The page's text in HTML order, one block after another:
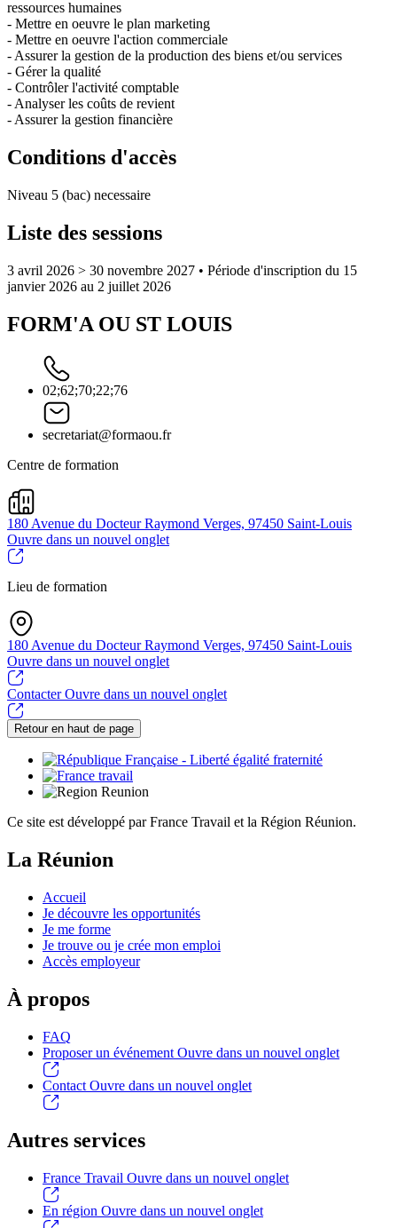
ressources humaines
- Mettre en oeuvre le plan marketing
- Mettre en oeuvre l'action commerciale
- Assurer la gestion de la production des biens et/ou services
- Gérer la qualité
- Contrôler l'activité comptable
- Analyser les coûts de revient
- Assurer la gestion financière
Conditions d'accès
Niveau 5 (bac) necessaire
Liste des sessions
3 avril 2026 > 30 novembre 2027 • Période d'inscription du 15
janvier 2026 au 2 juillet 2026
FORM'A OU ST LOUIS
02;62;70;22;76
secretariat@formaou.fr
Centre de formation
180 Avenue du Docteur Raymond Verges, 97450 Saint-Louis
Ouvre dans un nouvel onglet
Lieu de formation
180 Avenue du Docteur Raymond Verges, 97450 Saint-Louis
Ouvre dans un nouvel onglet
ContacterOuvre dans un nouvel onglet
Retour en haut de page
Ce site est développé par France Travail et la Région Réunion.
La Réunion
Accueil
Je découvre les opportunités
Je me forme
Je trouve ou je crée mon emploi
Accès employeur
À propos
FAQ
Proposer un événement Ouvre dans un nouvel onglet
Contact Ouvre dans un nouvel onglet
Autres services
France Travail Ouvre dans un nouvel onglet
En région Ouvre dans un nouvel onglet